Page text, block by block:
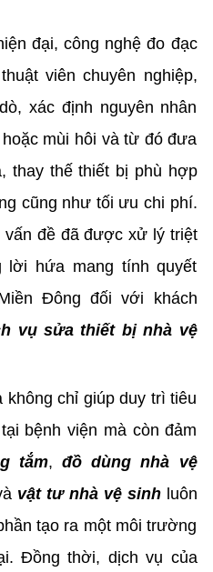
đại, công nghệ đo đạc
viên chuyên nghiệp,
xác định nguyên nhân
mùi hôi và từ đó đưa
thay thế thiết bị phù hợp
cũng như tối ưu chi phí.
vấn đề đã được xử lý triệt
lời hứa mang tính quyết
Đông đối với khách
vụ sửa thiết bị nhà vệ
chỉ giúp duy trì tiêu
bệnh viện mà còn đảm
tắm,đồ dùng nhà vệ
vật tư nhà vệ sinhluôn
tạo ra một môi trường
Đồng thời, dịch vụ của